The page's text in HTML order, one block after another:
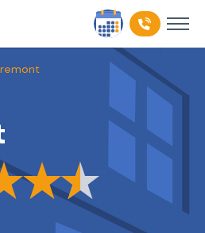
product is 4.6out of 5